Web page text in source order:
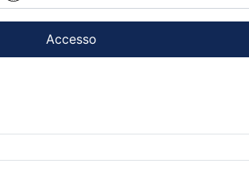
Accesso